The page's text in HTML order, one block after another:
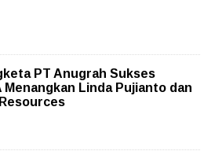
PT Anugrah Sukses
Menangkan Linda Pujianto dan